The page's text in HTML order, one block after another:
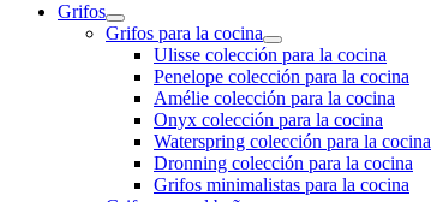
Grifos
Grifos para la cocina
Ulisse colección para la cocina
Penelope colección para la cocina
Amélie colección para la cocina
Onyx colección para la cocina
Waterspring colección para la cocina
Dronning colección para la cocina
Grifos minimalistas para la cocina